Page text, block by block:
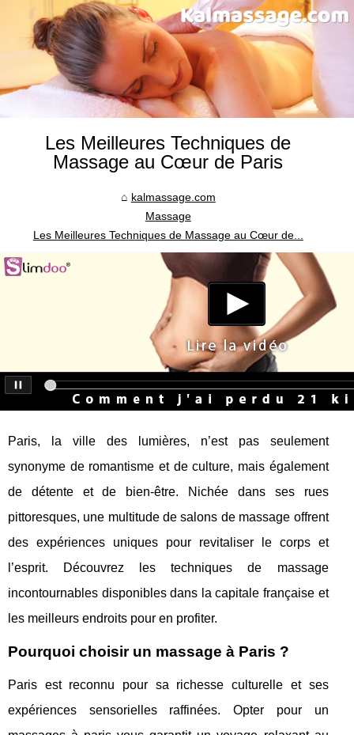
Les Meilleures Techniques de
Massage au Cœur de Paris
kalmassage.com
Massage
Les Meilleures Techniques de Massage au Cœur de...
Paris, la ville des lumières, n’est pas seulement
synonyme de romantisme et de culture, mais également
de détente et de bien-être. Nichée dans ses rues
pittoresques, une multitude de salons de massage offrent
des expériences uniques pour revitaliser le corps et
l’esprit. Découvrez les techniques de massage
incontournables disponibles dans la capitale française et
les meilleurs endroits pour en profiter.
Pourquoi choisir un massage à Paris ?
Paris est reconnu pour sa richesse culturelle et ses
expériences sensorielles raffinées. Opter pour un